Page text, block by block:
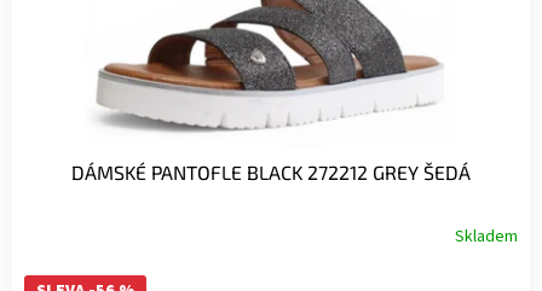
DÁMSKÉ PANTOFLE BLACK 272212 GREY ŠEDÁ
Skladem